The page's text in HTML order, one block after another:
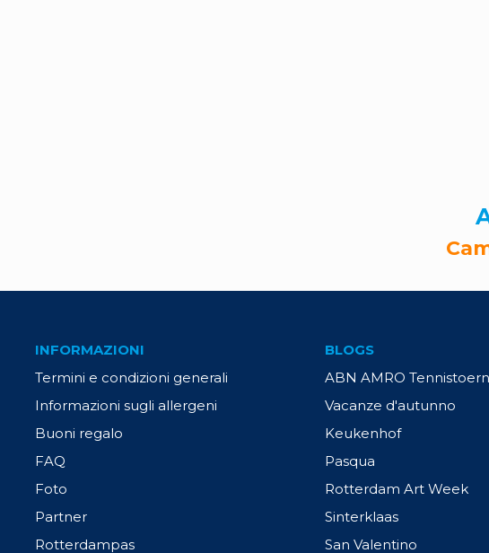
INFORMAZIONI
Termini e condizioni generali
Informazioni sugli allergeni
Buoni regalo
FAQ
Foto
Partner
Rotterdampas
BLOGS
ABN AMRO
Vacanze d'autunno
Keukenhof
Pasqua
Rotterdam Art Week
Sinterklaas
San Valentino